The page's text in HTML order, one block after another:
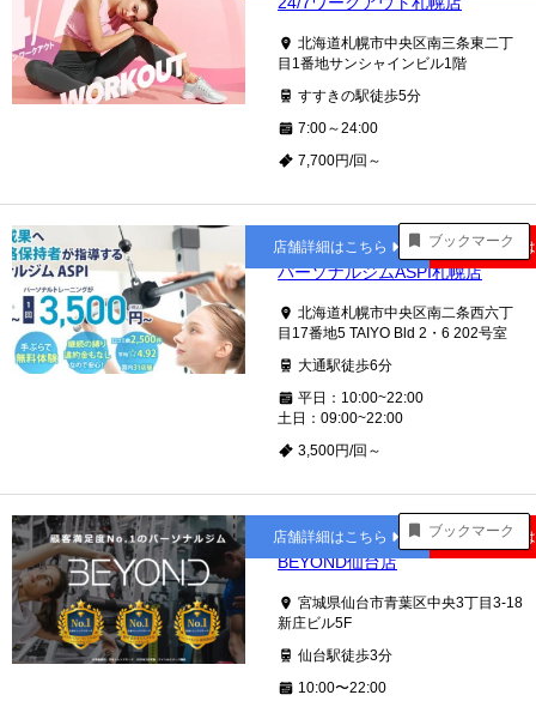
北海道札幌市中央区南三条東二丁
目1番地サンシャインビル1階
すすきの駅徒歩5分
7:00～24:00
7,700円/回～
ブックマーク
大通
パーソナルジムASPI札幌店
北海道札幌市中央区南二条西六丁
目17番地5 TAIYO Bld 2・6 202号室
大通駅徒歩6分
平日：10:00~22:00
土日：09:00~22:00
3,500円/回～
店舗詳細はこちら 公式サイト
ブックマーク
仙台
BEYOND仙台店
宮城県仙台市青葉区中央3丁目3-18
新庄ビル5F
仙台駅徒歩3分
10:00〜22:00
店舗詳細はこちら 公式サイト